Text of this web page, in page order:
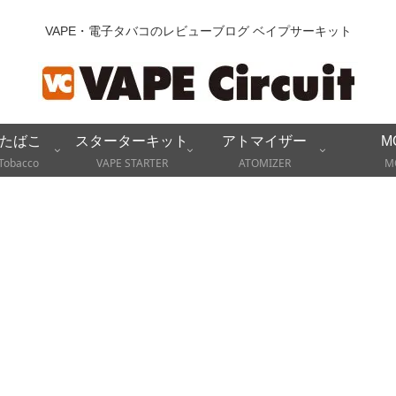
VAPE・電子タバコのレビューブログ ベイプサーキット
ばこ
スターターキット
VAPE STARTER
アトマイザー
ATOMIZER